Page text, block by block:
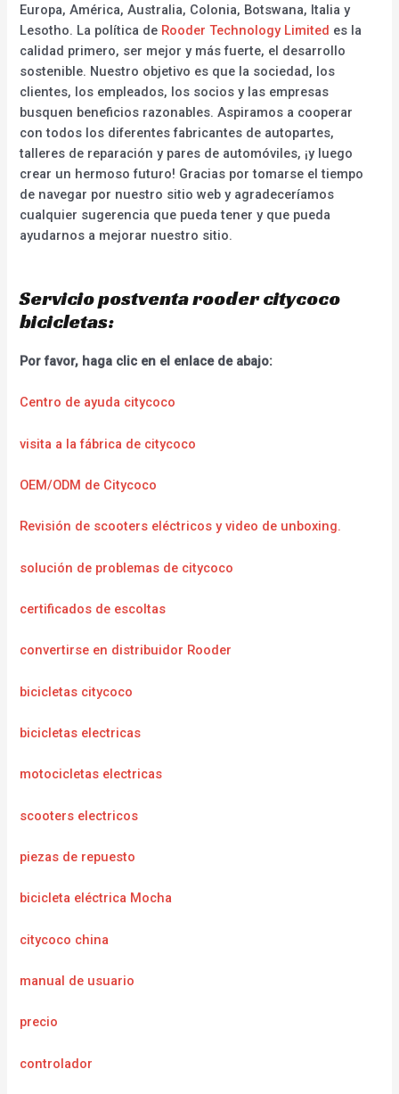
Europa, América, Australia, Colonia, Botswana, Italia y
Lesotho. La política de Rooder Technology Limited es la
calidad primero, ser mejor y más fuerte, el desarrollo
sostenible. Nuestro objetivo es que la sociedad, los
clientes, los empleados, los socios y las empresas
busquen beneficios razonables. Aspiramos a cooperar
con todos los diferentes fabricantes de autopartes,
talleres de reparación y pares de automóviles, ¡y luego
crear un hermoso futuro! Gracias por tomarse el tiempo
de navegar por nuestro sitio web y agradeceríamos
cualquier sugerencia que pueda tener y que pueda
ayudarnos a mejorar nuestro sitio.
Servicio postventa rooder citycoco
bicicletas:
Por favor, haga clic en el enlace de abajo:
Centro de ayuda citycoco
visita a la fábrica de citycoco
OEM/ODM de Citycoco
Revisión de scooters eléctricos y video de unboxing.
solución de problemas de citycoco
certificados de escoltas
convertirse en distribuidor Rooder
bicicletas citycoco
bicicletas electricas
motocicletas electricas
scooters electricos
piezas de repuesto
bicicleta eléctrica Mocha
citycoco china
manual de usuario
precio
controlador